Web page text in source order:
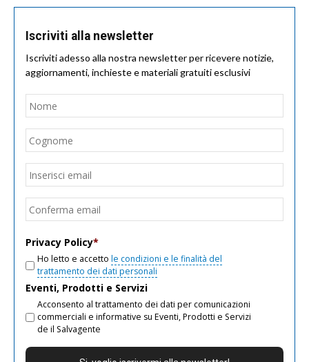
Iscriviti alla newsletter
Iscriviti adesso alla nostra newsletter per ricevere notizie,
aggiornamenti, inchieste e materiali gratuiti esclusivi
Nome
Email
Privacy Policy*
Ho letto e accetto le condizioni e le finalità del
trattamento dei dati personali
Eventi, Prodotti e Servizi
Acconsento al trattamento dei dati per comunicazioni
commerciali e informative su Eventi, Prodotti e Servizi
de il Salvagente